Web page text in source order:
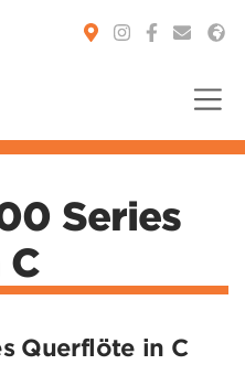
Series
Querflöte in C